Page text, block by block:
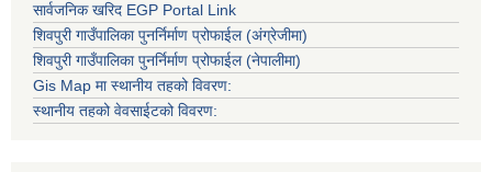
सार्वजनिक खरिद EGP Portal Link
शिवपुरी गाउँपालिका पुनर्निर्माण प्रोफाईल (अंग्रेजीमा)
शिवपुरी गाउँपालिका पुनर्निर्माण प्रोफाईल (नेपालीमा)
Gis Map मा स्थानीय तहको विवरण:
स्थानीय तहको वेवसाईटको विवरण: